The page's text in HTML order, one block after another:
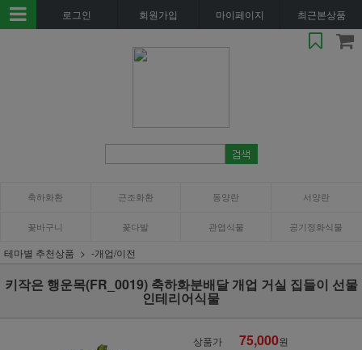
로그인 회원가입 마이페이지 최근본상품
축하화환 근조화환 동양란 서양란
꽃바구니 꽃다발 관엽식물 공기정화식물
테마별 추천상품 -개업/이전
키작은 행운목(FR_0019) 축하화분배달 개업 거실 집들이 선물
인테리어식물
상품가 75,000원